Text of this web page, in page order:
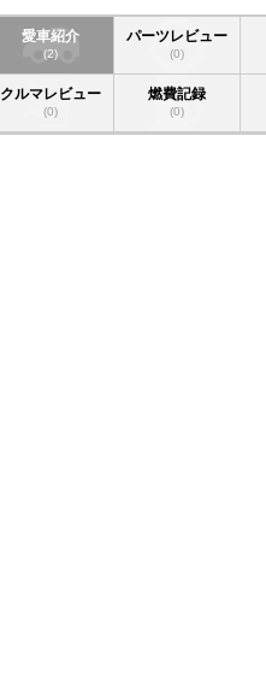
愛車紹介
(2)
パーツレビュー
(0)
クルマレビュー
(0)
燃費記録
(0)